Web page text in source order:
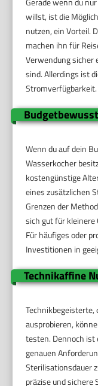
willst, ist die
nutzen, ein Vorteil.
machen ihn für
Verwendung sicher
sind. Allerdings ist
Stromverfügbarkeit.
Wenn du auf dein
Wasserkocher
kostengünstige
eines zusätzlichen
Grenzen der
sich gut für kleinere
Für häufiges oder
Investitionen in
Technikaffine
Technikbegeisterte,
ausprobieren,
testen. Dennoch
genauen
Sterilisationsdauer
präzise und